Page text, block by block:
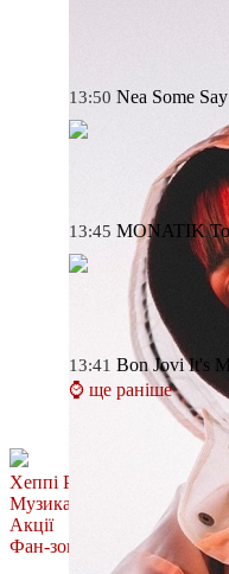
13:50 Nea Some
13:45 MONATIK
13:41 Bon Jovi It's
⌚ ще раніше
Хеппі Ранок
Музика
Акції
Фан-зона